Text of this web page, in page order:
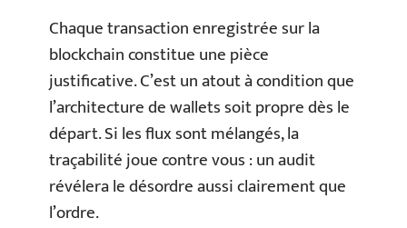
Chaque transaction enregistrée sur la
blockchain constitue une pièce
justificative. C’est un atout à condition que
l’architecture de wallets soit propre dès le
départ. Si les flux sont mélangés, la
traçabilité joue contre vous : un audit
révélera le désordre aussi clairement que
l’ordre.